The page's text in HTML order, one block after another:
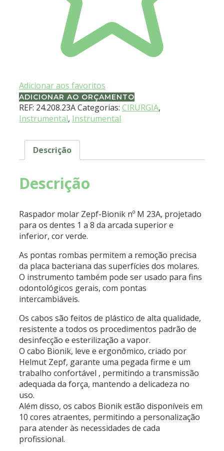
Adicionar aos favoritos
ADICIONAR AO ORÇAMENTO
REF: 24.208.23ACategorias: CIRURGIA,
Instrumental, Instrumental
Descrição
Descrição
Raspador molar Zepf-Bionik nº M 23A, projetado
para os dentes 1 a 8 da arcada superior e
inferior, cor verde.
As pontas rombas permitem a remoção precisa
da placa bacteriana das superfícies dos molares.
O instrumento também pode ser usado para fins
odontológicos gerais, com pontas
intercambiáveis.
Os cabos são feitos de plástico de alta qualidade,
resistente a todos os procedimentos padrão de
desinfecção e esterilização a vapor.
O cabo Bionik, leve e ergonômico, criado por
Helmut Zepf, garante uma pegada firme e um
trabalho confortável , permitindo a transmissão
adequada da força, mantendo a delicadeza no
uso.
Além disso, os cabos Bionik estão disponíveis em
10 cores atraentes, permitindo a personalização
para atender às necessidades de cada
profissional.